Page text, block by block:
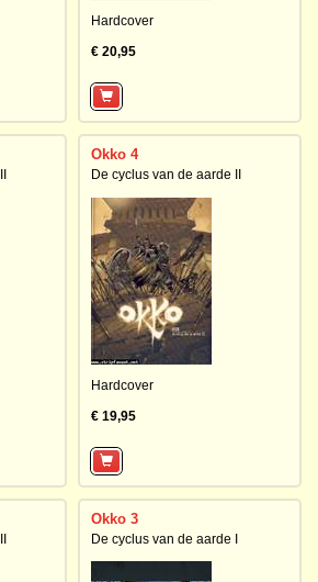
Hardcover
€ 20,95
Okko 4
De cyclus van de aarde II
Hardcover
€ 19,95
Okko 3
De cyclus van de aarde I